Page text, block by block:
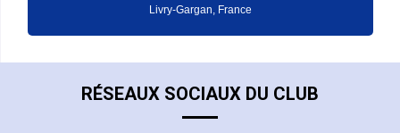
Livry-Gargan, France
RÉSEAUX SOCIAUX DU CLUB